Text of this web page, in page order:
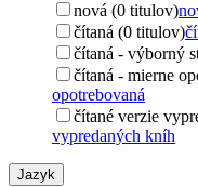
nová (0 titulov)
čítaná (0 titulov)
čítaná - výborný
čítaná - mierne
opotrebovaná
čítané verzie
vypredaných kníh
Jazyk